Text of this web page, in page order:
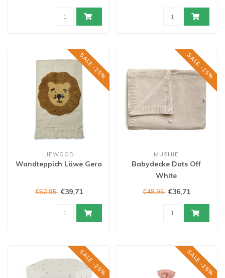
SALE -25%
LIEWOOD
Wandteppich Löwe Gera
€52,95 €39,71
SALE -25%
MUSHIE
Babydecke Dots Off
White
€48,95 €36,71
SALE -25% SALE -25%